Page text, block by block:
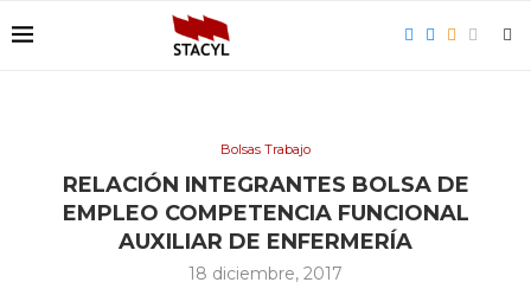
Bolsas Trabajo
RELACIÓN INTEGRANTES BOLSA DE
EMPLEO COMPETENCIA FUNCIONAL
AUXILIAR DE ENFERMERÍA
18 diciembre, 2017